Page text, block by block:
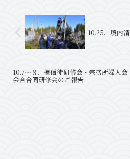
10.25．境内
10.7～８．檀信徒研修会・宗務所婦人会
会合合同研修会のご報告